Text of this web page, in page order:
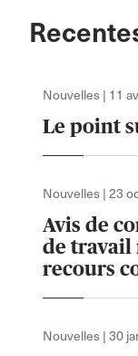
Nouvelles | 11
Le point
Nouvelles | 23
Avis de
de travail
recours
Nouvelles | 30